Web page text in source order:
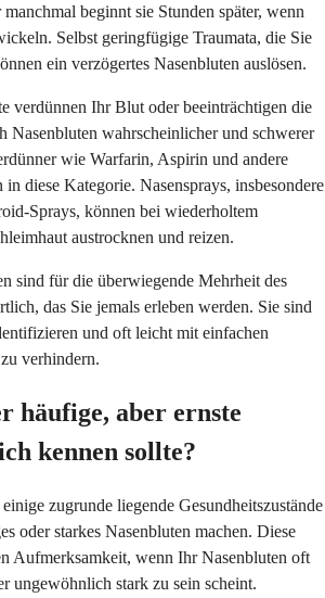
beginnt sie Stunden später, wenn
Selbst geringfügige Traumata, die Sie
ein verzögertes Nasenbluten auslösen.
verdünnen Ihr Blut oder beeinträchtigen die
Nasenbluten wahrscheinlicher und schwerer
wie Warfarin, Aspirin und andere
diese Kategorie. Nasensprays, insbesondere
Sprays, können bei wiederholtem
austrocknen und reizen.
sind für die überwiegende Mehrheit des
das Sie jemals erleben werden. Sie sind
und oft leicht mit einfachen
verhindern.
häufige, aber ernste
kennen sollte?
zugrunde liegende Gesundheitszustände
oder starkes Nasenbluten machen. Diese
Aufmerksamkeit, wenn Ihr Nasenbluten oft
ungewöhnlich stark zu sein scheint.